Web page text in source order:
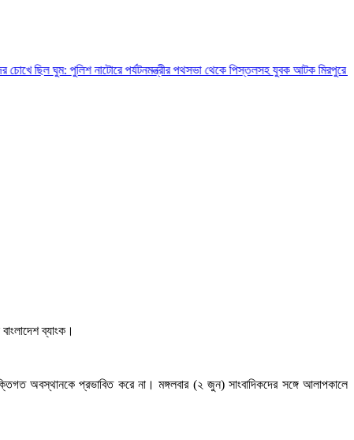
পুলিশনাটোরে পর্যটনমন্ত্রীর পথসভা থেকে পিস্তলসহ যুবক আটকমিরপুরে প্রাইভেট কার
ব্যাংক।
অবস্থানকে প্রভাবিত করে না। মঙ্গলবার (২ জুন) সাংবাদিকদের সঙ্গে আলাপকালে